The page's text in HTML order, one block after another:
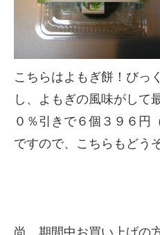
こちらはよもぎ餅！びっ
し、よもぎの風味がして
０％引きで６個３９６円
ですので、こちらもどう
尚、期間中お買い上げの